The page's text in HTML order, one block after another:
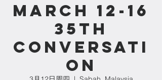
March 12-16
35th
Conversati
on